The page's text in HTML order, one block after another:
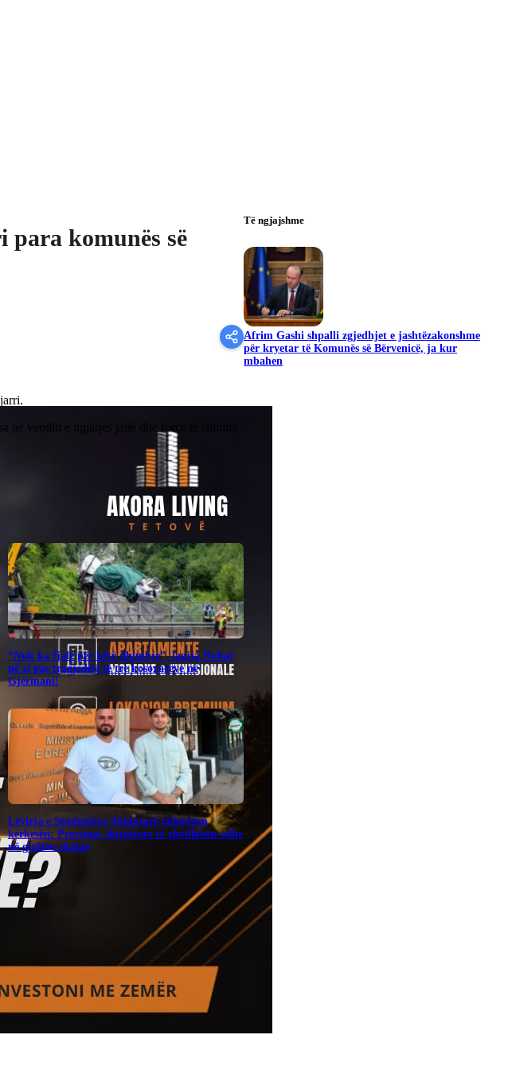
komunës së
në vendin e ngjarjes janë dhe forca të shumta
“Nuk ka fjalë për këtë dhimbje”, lagjja Nuhaj
në zi pas tragjedisë së tre kosovarëve në
Gjermani!
Lëvizja e Studentëve Shqiptarë ridorëzon
kërkesën: Provimet shtetërore të zhvillohen edhe
në gjuhën shqipe
Të ngjajshme
Afrim Gashi shpalli zgjedhjet e jashtëzakonshme
për kryetar të Komunës së Bërvenicë, ja kur
mbahen